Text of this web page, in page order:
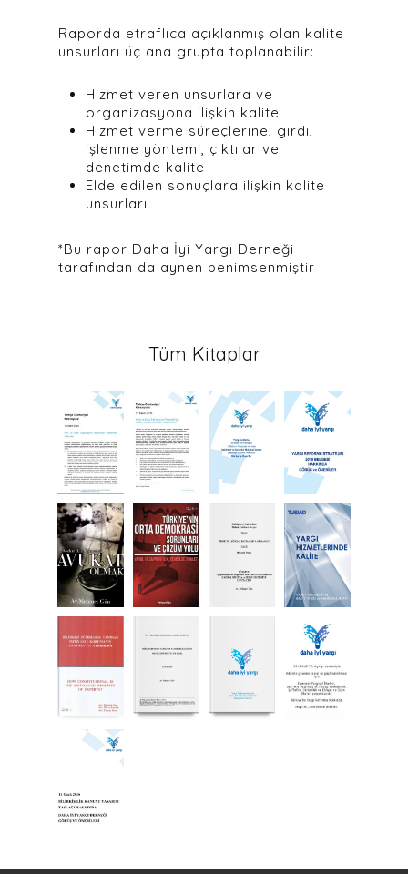
Raporda etraflıca açıklanmış olan kalite
unsurları üç ana grupta toplanabilir:
Hizmet veren unsurlara ve
organizasyona ilişkin kalite
Hizmet verme süreçlerine, girdi,
işlenme yöntemi, çıktılar ve
denetimde kalite
Elde edilen sonuçlara ilişkin kalite
unsurları
*Bu rapor Daha İyi Yargı Derneği
tarafından da aynen benimsenmiştir
Tüm Kitaplar